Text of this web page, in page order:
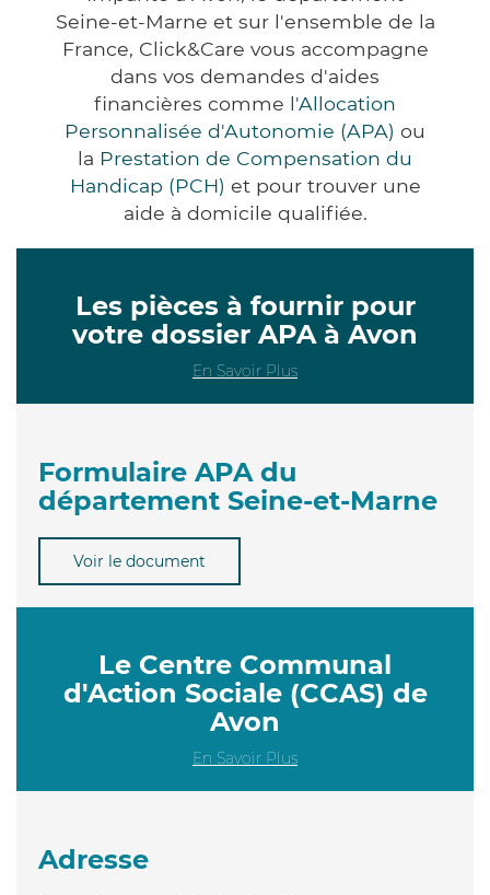
Seine-et-Marne et sur l'ensemble de la
France, Click&Care vous accompagne
dans vos demandes d'aides
financières comme l'Allocation
Personnalisée d'Autonomie (APA) ou
la Prestation de Compensation du
Handicap (PCH) et pour trouver une
aide à domicile qualifiée.
Les pièces à fournir pour
votre dossier APA à Avon
En Savoir Plus
Formulaire APA du
département Seine-et-Marne
Voir le document
Le Centre Communal
d'Action Sociale (CCAS) de
Avon
En Savoir Plus
Adresse